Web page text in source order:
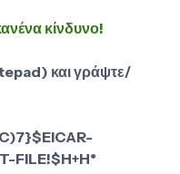
κίνδυνο!
και γράψτε/
FILE!$H+H*